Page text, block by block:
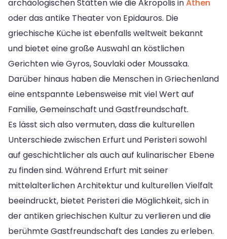
archäologischen Stätten wie die Akropolis inAthen
oder das antike Theater von Epidauros. Die
griechische Küche ist ebenfalls weltweit bekannt
und bietet eine große Auswahl an köstlichen
Gerichten wie Gyros, Souvlaki oder Moussaka.
Darüber hinaus haben die Menschen in Griechenland
eine entspannte Lebensweise mit viel Wert auf
Familie, Gemeinschaft und Gastfreundschaft.
Es lässt sich also vermuten, dass die kulturellen
Unterschiede zwischen Erfurt und Peristeri sowohl
auf geschichtlicher als auch auf kulinarischer Ebene
zu finden sind. Während Erfurt mit seiner
mittelalterlichen Architektur und kulturellen Vielfalt
beeindruckt, bietet Peristeri die Möglichkeit, sich in
der antiken griechischen Kultur zu verlieren und die
berühmte Gastfreundschaft des Landes zu erleben.